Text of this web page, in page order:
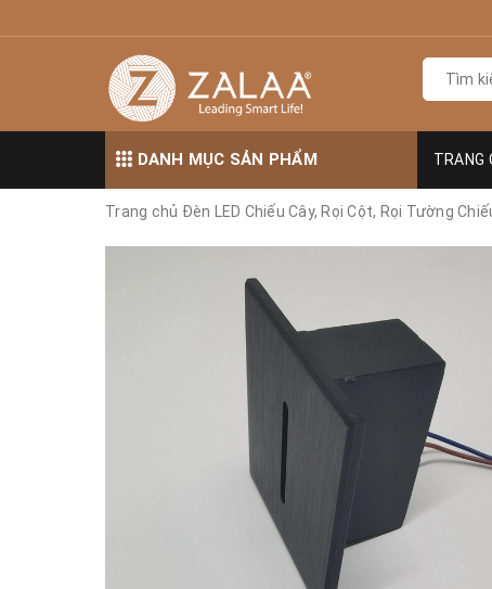
DANH MỤC SẢN PHẨM TRANG
Trang chủ Đèn LED Chiếu Cây, Rọi Cột, Rọi Tường